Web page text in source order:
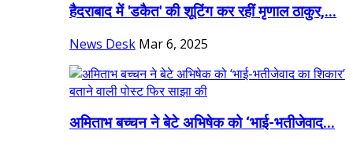
हैदराबाद में 'डकैत' की शूटिंग कर रहीं मृणाल ठाकुर,...
News Desk Mar 6, 2025
अमिताभ बच्चन ने बेटे अभिषेक को ‘भाई-भतीजेवाद...